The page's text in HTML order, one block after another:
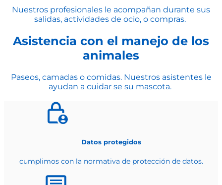
Nuestros profesionales le acompañan durante sus
salidas, actividades de ocio, o compras.
Asistencia con el manejo de los
animales
Paseos, camadas o comidas. Nuestros asistentes le
ayudan a cuidar se su mascota.
Datos protegidos
cumplimos con la normativa de protección de datos.